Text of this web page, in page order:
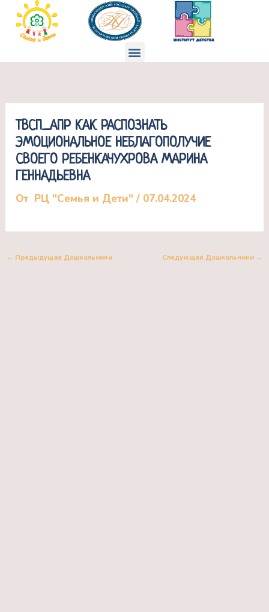
Перейти
содержимому
Меню
ТВСП_АПР КАК РАСПОЗНАТЬ
ЭМОЦИОНАЛЬНОЕ НЕБЛАГОПОЛУЧИЕ
СВОЕГО РЕБЕНКАЧУХРОВА МАРИНА
ГЕННАДЬЕВНА
От РЦ "Семья и Дети"/ 07.04.2024
← Предыдущая Дошкольники Следующая Дошкольники →